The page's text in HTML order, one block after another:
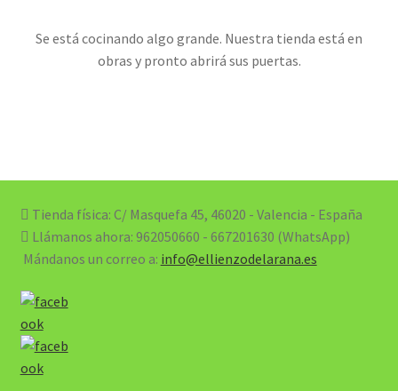
Se está cocinando algo grande. Nuestra tienda está en
obras y pronto abrirá sus puertas.
Tienda física: C/ Masquefa 45, 46020 - Valencia - España
Llámanos ahora: 962050660 - 667201630 (WhatsApp)
Mándanos un correo a: info@ellienzodelarana.es